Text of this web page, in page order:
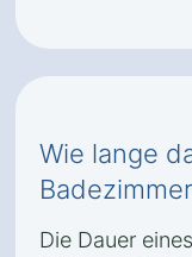
Wie lange
Die Dauer